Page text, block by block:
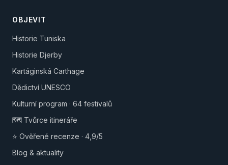
OBJEVIT
Historie Tuniska
Historie Djerby
Kartáginská Carthage
Dědictví UNESCO
Kulturní program · 64 festivalů
🗺️ Tvůrce itineráře
⭐ Ověřené recenze · 4,9/5
Blog & aktuality